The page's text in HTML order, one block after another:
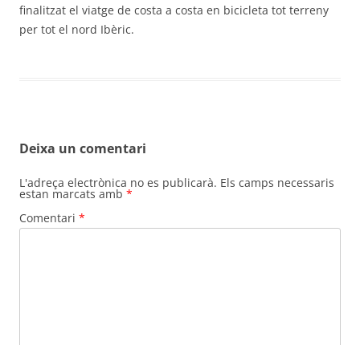
finalitzat el viatge de costa a costa en bicicleta tot terreny
per tot el nord Ibèric.
Deixa un comentari
L'adreça electrònica no es publicarà. Els camps necessaris
estan marcats amb *
Comentari *